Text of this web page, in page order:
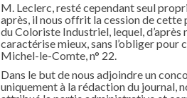
M. Leclerc, resté cependant seul
après, il nous offrit la cession de cette
du Coloriste Industriel, lequel,
caractérise mieux, sans l’obliger pour
Michel-le-Comte, n° 22.
Dans le but de nous adjoindre un
uniquement à la rédaction du journal,